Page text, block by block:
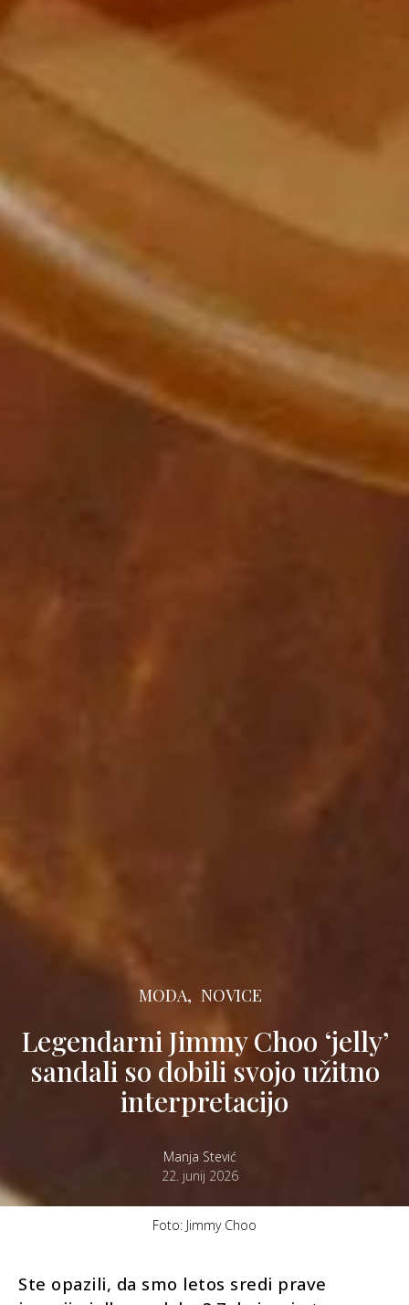
MODA, NOVICE
Legendarni Jimmy Choo ‘jelly’
sandali so dobili svojo užitno
interpretacijo
Manja Stević
22. junij 2026
Foto: Jimmy Choo
Ste opazili, da smo letos sredi prave